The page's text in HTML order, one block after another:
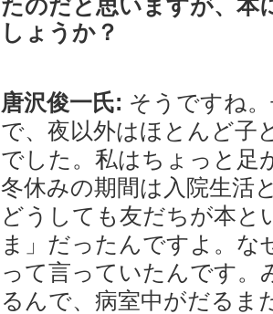
たのだと思いますが、本
しょうか？
唐沢俊一氏: そうですね
で、夜以外はほとんど子
でした。私はちょっと足
冬休みの期間は入院生活
どうしても友だちが本と
ま」だったんですよ。
って言っていたんです。
るんで、病室中がだるま